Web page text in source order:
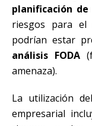
planificación de
riesgos para el
podrían estar
análisis FODA
amenaza).
La utilización
empresarial